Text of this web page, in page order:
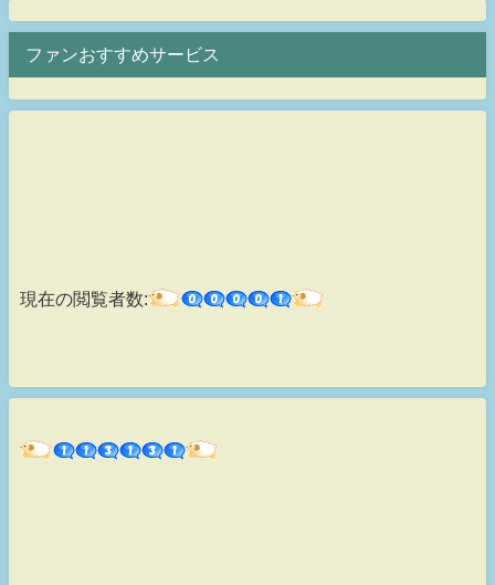
ファンおすすめサービス
現在の閲覧者数: